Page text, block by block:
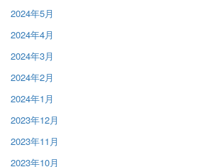
2024年5月
2024年4月
2024年3月
2024年2月
2024年1月
2023年12月
2023年11月
2023年10月